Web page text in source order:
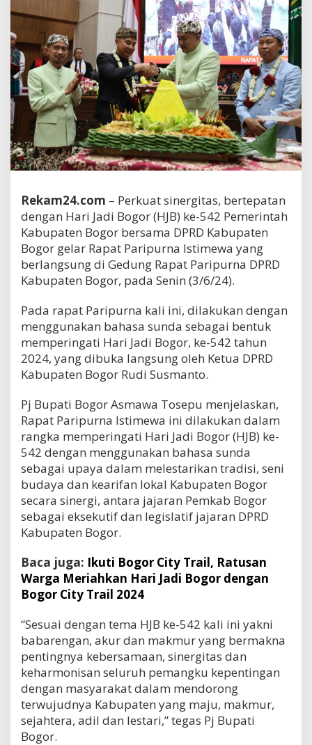
Rekam24.com – Perkuat sinergitas, bertepatan
dengan Hari Jadi Bogor (HJB) ke-542 Pemerintah
Kabupaten Bogor bersama DPRD Kabupaten
Bogor gelar Rapat Paripurna Istimewa yang
berlangsung di Gedung Rapat Paripurna DPRD
Kabupaten Bogor, pada Senin (3/6/24).
Pada rapat Paripurna kali ini, dilakukan dengan
menggunakan bahasa sunda sebagai bentuk
memperingati Hari Jadi Bogor, ke-542 tahun
2024, yang dibuka langsung oleh Ketua DPRD
Kabupaten Bogor Rudi Susmanto.
Pj Bupati Bogor Asmawa Tosepu menjelaskan,
Rapat Paripurna Istimewa ini dilakukan dalam
rangka memperingati Hari Jadi Bogor (HJB) ke-
542 dengan menggunakan bahasa sunda
sebagai upaya dalam melestarikan tradisi, seni
budaya dan kearifan lokal Kabupaten Bogor
secara sinergi, antara jajaran Pemkab Bogor
sebagai eksekutif dan legislatif jajaran DPRD
Kabupaten Bogor.
Baca juga: Ikuti Bogor City Trail, Ratusan
Warga Meriahkan Hari Jadi Bogor dengan
Bogor City Trail 2024
“Sesuai dengan tema HJB ke-542 kali ini yakni
babarengan, akur dan makmur yang bermakna
pentingnya kebersamaan, sinergitas dan
keharmonisan seluruh pemangku kepentingan
dengan masyarakat dalam mendorong
terwujudnya Kabupaten yang maju, makmur,
sejahtera, adil dan lestari,” tegas Pj Bupati
Bogor.